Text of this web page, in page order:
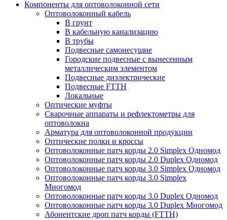
Компоненты для оптоволоконной сети
Оптоволоконный кабель
В грунт
В кабельную канализацию
В трубы
Подвесные самонесущие
Городские подвесные с вынесенным
металлическим элементом
Подвесные диэлектрические
Подвесные FTTH
Локальные
Оптические муфты
Сварочные аппараты и рефлектометры для
оптоволокна
Арматура для оптоволоконной продукции
Оптические полки и кроссы
Оптоволоконные патч корды 2.0 Simplex Одномод
Оптоволоконные патч корды 2.0 Duplex Одномод
Оптоволоконные патч корды 3.0 Simplex Одномод
Оптоволоконные патч корды 3.0 Simplex
Многомод
Оптоволоконные патч корды 3.0 Duplex Одномод
Оптоволоконные патч корды 3.0 Duplex Многомод
Абонентские дроп патч корды (FTTH)